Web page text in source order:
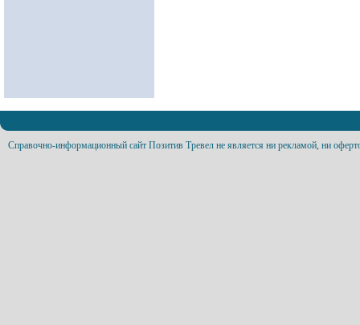
Справочно-информационный сайт Позитив Тревел не является ни рекламой, ни